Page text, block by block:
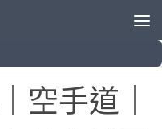
空手道｜